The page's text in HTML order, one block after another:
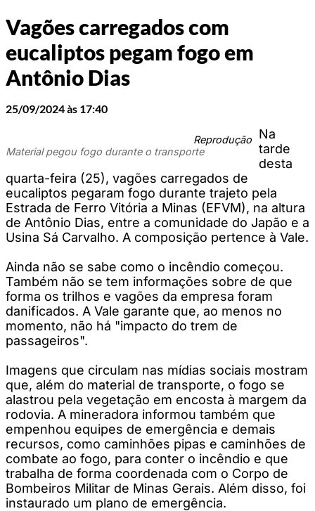
Vagões carregados com
eucaliptos pegam fogo em
Antônio Dias
25/09/2024 às 17:40
Reprodução
Material pegou fogo durante o transporte
Na
tarde
desta
quarta-feira (25), vagões carregados de
eucaliptos pegaram fogo durante trajeto pela
Estrada de Ferro Vitória a Minas (EFVM), na altura
de Antônio Dias, entre a comunidade do Japão e a
Usina Sá Carvalho. A composição pertence à Vale.
Ainda não se sabe como o incêndio começou.
Também não se tem informações sobre de que
forma os trilhos e vagões da empresa foram
danificados. A Vale garante que, ao menos no
momento, não há "impacto do trem de
passageiros".
Imagens que circulam nas mídias sociais mostram
que, além do material de transporte, o fogo se
alastrou pela vegetação em encosta à margem da
rodovia. A mineradora informou também que
empenhou equipes de emergência e demais
recursos, como caminhões pipas e caminhões de
combate ao fogo, para conter o incêndio e que
trabalha de forma coordenada com o Corpo de
Bombeiros Militar de Minas Gerais. Além disso, foi
instaurado um plano de emergência.